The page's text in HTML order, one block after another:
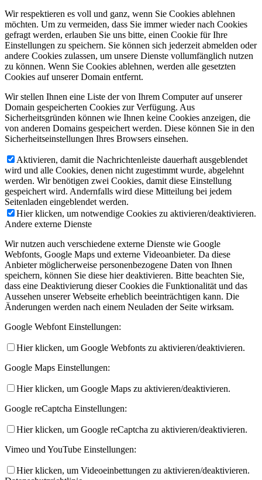
Wir respektieren es voll und ganz, wenn Sie Cookies ablehnen
möchten. Um zu vermeiden, dass Sie immer wieder nach Cookies
gefragt werden, erlauben Sie uns bitte, einen Cookie für Ihre
Einstellungen zu speichern. Sie können sich jederzeit abmelden oder
andere Cookies zulassen, um unsere Dienste vollumfänglich nutzen
zu können. Wenn Sie Cookies ablehnen, werden alle gesetzten
Cookies auf unserer Domain entfernt.
Wir stellen Ihnen eine Liste der von Ihrem Computer auf unserer
Domain gespeicherten Cookies zur Verfügung. Aus
Sicherheitsgründen können wie Ihnen keine Cookies anzeigen, die
von anderen Domains gespeichert werden. Diese können Sie in den
Sicherheitseinstellungen Ihres Browsers einsehen.
Aktivieren, damit die Nachrichtenleiste dauerhaft ausgeblendet
wird und alle Cookies, denen nicht zugestimmt wurde, abgelehnt
werden. Wir benötigen zwei Cookies, damit diese Einstellung
gespeichert wird. Andernfalls wird diese Mitteilung bei jedem
Seitenladen eingeblendet werden.
Hier klicken, um notwendige Cookies zu aktivieren/deaktivieren.
Andere externe Dienste
Wir nutzen auch verschiedene externe Dienste wie Google
Webfonts, Google Maps und externe Videoanbieter. Da diese
Anbieter möglicherweise personenbezogene Daten von Ihnen
speichern, können Sie diese hier deaktivieren. Bitte beachten Sie,
dass eine Deaktivierung dieser Cookies die Funktionalität und das
Aussehen unserer Webseite erheblich beeinträchtigen kann. Die
Änderungen werden nach einem Neuladen der Seite wirksam.
Google Webfont Einstellungen:
Hier klicken, um Google Webfonts zu aktivieren/deaktivieren.
Google Maps Einstellungen:
Hier klicken, um Google Maps zu aktivieren/deaktivieren.
Google reCaptcha Einstellungen:
Hier klicken, um Google reCaptcha zu aktivieren/deaktivieren.
Vimeo und YouTube Einstellungen:
Hier klicken, um Videoeinbettungen zu aktivieren/deaktivieren.